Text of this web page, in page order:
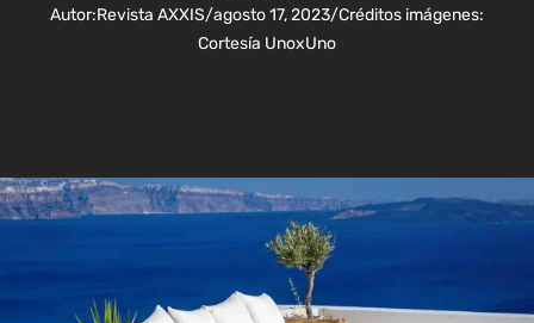
Autor:Revista AXXIS/agosto 17, 2023/Créditos imágenes:
Cortesía UnoxUno